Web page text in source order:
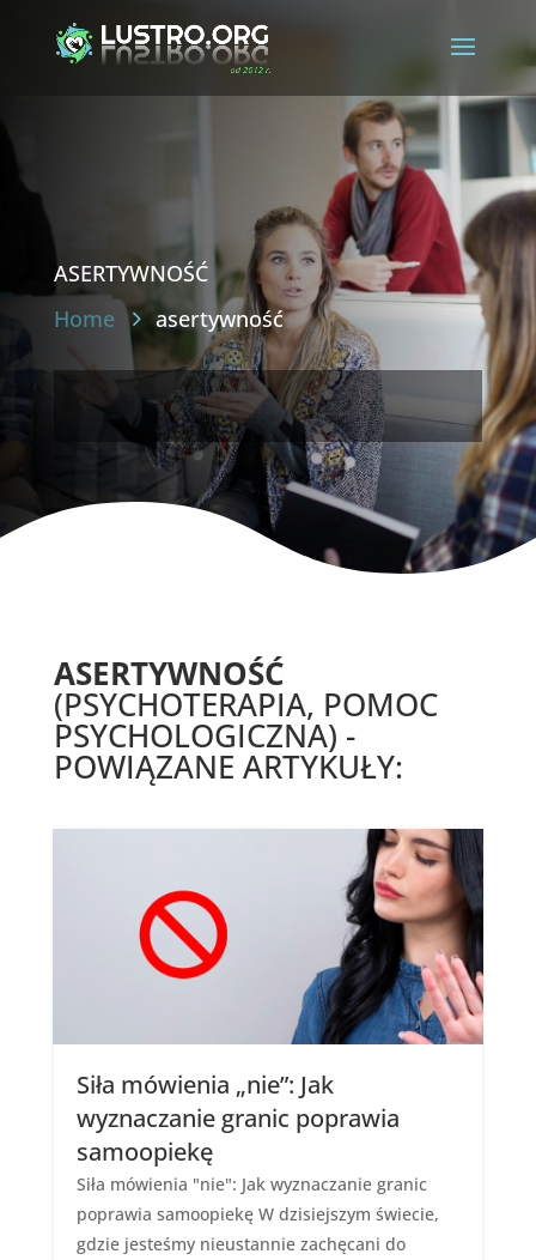
asertywność
Home asertywność
ASERTYWNOŚĆ
(PSYCHOTERAPIA, POMOC
PSYCHOLOGICZNA) -
POWIĄZANE ARTYKUŁY:
Siła mówienia „nie”: Jak
wyznaczanie granic poprawia
samoopiekę
Siła mówienia "nie": Jak wyznaczanie granic
poprawia samoopiekę W dzisiejszym świecie,
gdzie jesteśmy nieustannie zachęcani do